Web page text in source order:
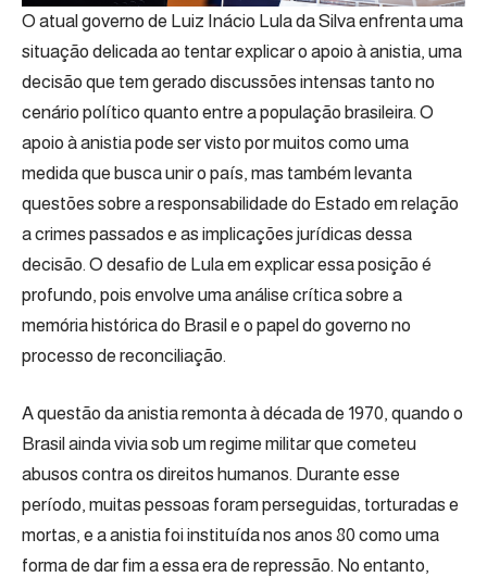
O atual governo de Luiz Inácio Lula da Silva enfrenta uma
situação delicada ao tentar explicar o apoio à anistia, uma
decisão que tem gerado discussões intensas tanto no
cenário político quanto entre a população brasileira. O
apoio à anistia pode ser visto por muitos como uma
medida que busca unir o país, mas também levanta
questões sobre a responsabilidade do Estado em relação
a crimes passados e as implicações jurídicas dessa
decisão. O desafio de Lula em explicar essa posição é
profundo, pois envolve uma análise crítica sobre a
memória histórica do Brasil e o papel do governo no
processo de reconciliação.
A questão da anistia remonta à década de 1970, quando o
Brasil ainda vivia sob um regime militar que cometeu
abusos contra os direitos humanos. Durante esse
período, muitas pessoas foram perseguidas, torturadas e
mortas, e a anistia foi instituída nos anos 80 como uma
forma de dar fim a essa era de repressão. No entanto,